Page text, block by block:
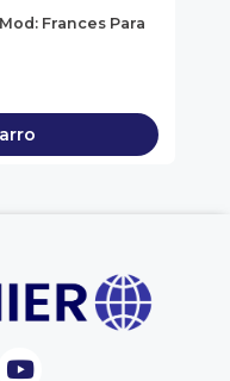
Frances Para